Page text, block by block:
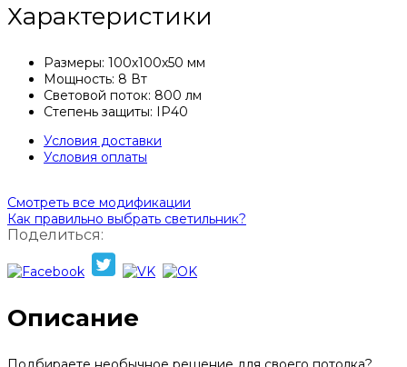
Характеристики
Размеры: 100х100х50 мм
Мощность: 8 Вт
Световой поток: 800 лм
Степень защиты: IP40
Условия доставки
Условия оплаты
Смотреть все модификации
Как правильно выбрать светильник?
Поделиться:
Описание